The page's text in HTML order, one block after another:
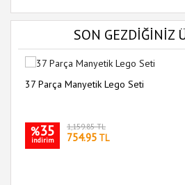
SON GEZDİĞİNİZ
37 Parça Manyetik Lego Seti
%35
indirim
1,159.85 TL
754.95 TL